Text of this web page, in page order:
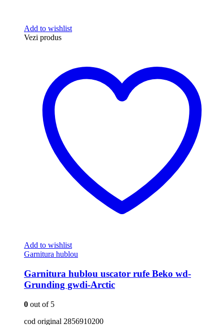
Add to wishlist
Vezi produs
Add to wishlist
Garnitura hublou
Garnitura hublou uscator rufe Beko wd-
Grunding gwdi-Arctic
0 out of 5
cod original 2856910200